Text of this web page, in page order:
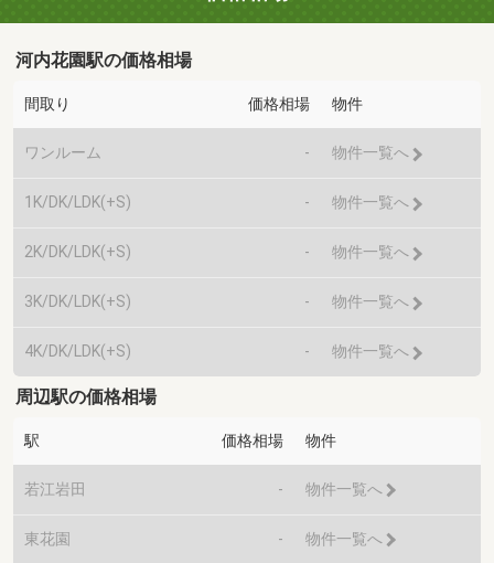
河内花園駅の価格相場
間取り 価格相場 物件
ワンルーム - 物件一覧へ
1K/DK/LDK(+S) - 物件一覧へ
2K/DK/LDK(+S) - 物件一覧へ
3K/DK/LDK(+S) - 物件一覧へ
4K/DK/LDK(+S) - 物件一覧へ
周辺駅の価格相場
駅 価格相場 物件
若江岩田 - 物件一覧へ
東花園 - 物件一覧へ